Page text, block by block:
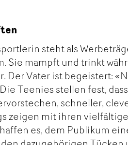
steht als
Sie mampft und trinkt
Der Vater ist begeistert:
Teenies stellen fest,
schneller,
zeigen mit ihren
es, dem Publikum